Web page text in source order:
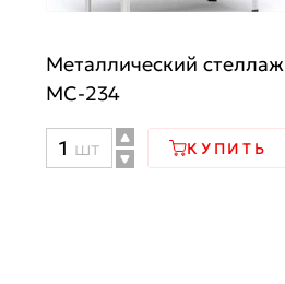
Металлический стеллаж
МС-234
Количество
шт КУПИТЬ